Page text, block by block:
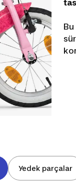
Yedek parçalar